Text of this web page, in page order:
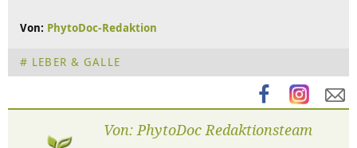
Von: PhytoDoc-Redaktion
LEBER & GALLE
Von: PhytoDoc Redaktionsteam